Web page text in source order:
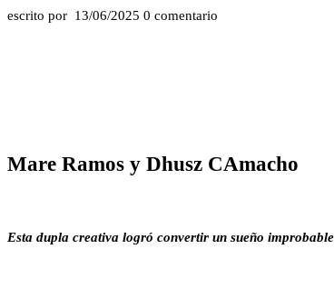
escrito por 13/06/2025 0 comentario
Mare Ramos y Dhusz CAmacho
Esta dupla creativa logró convertir un sueño